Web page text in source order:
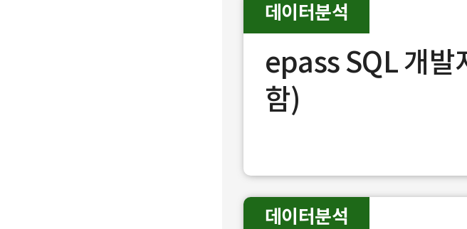
epass SQL 개
함)
데이터분석
데이터분석